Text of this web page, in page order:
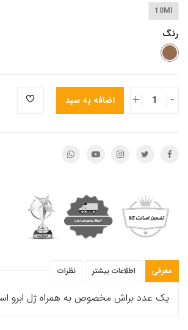
10Ml
رنگ
-
+ اضافه به سبد
معرفی اطلاعات بیشتر نظرات
یک عدد براش مخصوص به همراه ژل ابرو